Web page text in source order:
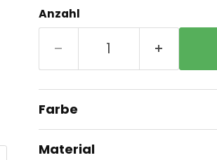
Anzahl
Farbe
Material